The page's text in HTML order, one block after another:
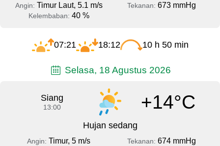
Angin: Timur Laut, 5.1 m/s Tekanan: 673 mmHg
Kelembaban: 40 %
07:21 18:12 10 h 50 min
Selasa, 18 Agustus 2026
Siang
13:00 +14°C
Hujan sedang
Angin: Timur, 5 m/s Tekanan: 674 mmHg